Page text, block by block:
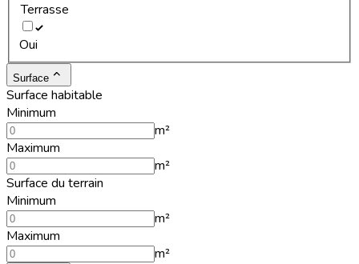
Terrasse
Oui
Surface
Surface habitable
Minimum
m²
Maximum
m²
Surface du terrain
Minimum
m²
Maximum
m²